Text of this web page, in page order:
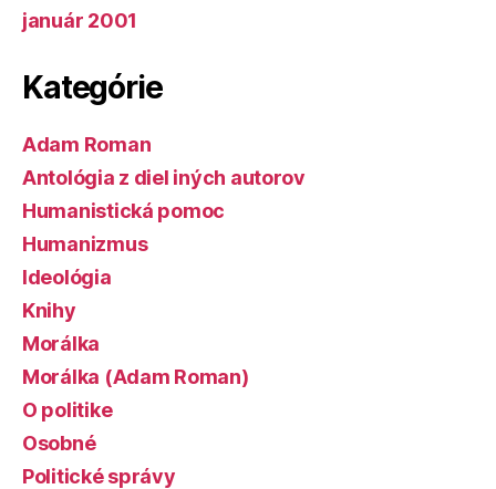
január 2001
Kategórie
Adam Roman
Antológia z diel iných autorov
Humanistická pomoc
Humanizmus
Ideológia
Knihy
Morálka
Morálka (Adam Roman)
O politike
Osobné
Politické správy